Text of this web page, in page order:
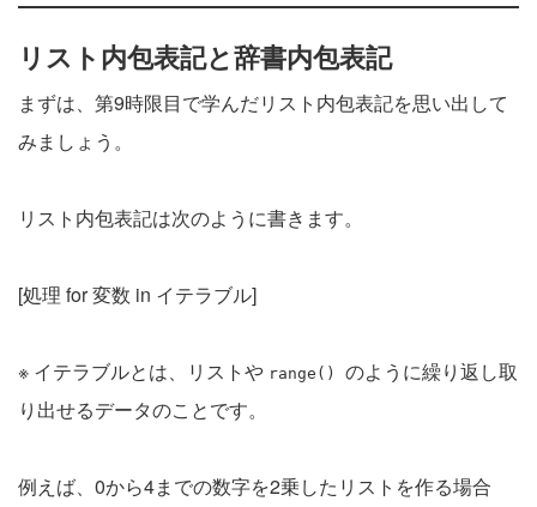
リスト内包表記と辞書内包表記
まずは、第9時限目で学んだリスト内包表記を思い出して
みましょう。
リスト内包表記は次のように書きます。
[処理 for 変数 in イテラブル]
※ イテラブルとは、リストや range() のように繰り返し取
り出せるデータのことです。
例えば、0から4までの数字を2乗したリストを作る場合